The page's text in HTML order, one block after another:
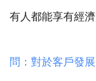
有人都能享有經濟
問：對於客戶發